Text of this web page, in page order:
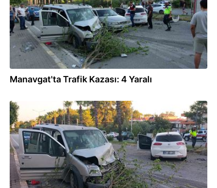
Manavgat'ta Trafik Kazası: 4 Yaralı
31.07.2026